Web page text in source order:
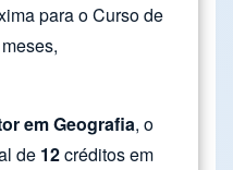
para o Curso de
em Geografia, o
de 12créditos em